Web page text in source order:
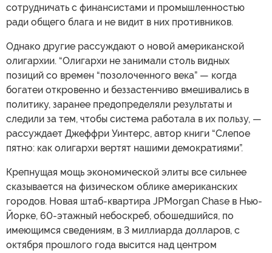
сотрудничать с финансистами и промышленностью
ради общего блага и не видит в них противников.
Однако другие рассуждают о новой американской
олигархии. “Олигархи не занимали столь видных
позиций со времен “позолоченного века” — когда
богатеи откровенно и беззастенчиво вмешивались в
политику, заранее предопределяли результаты и
следили за тем, чтобы система работала в их пользу, —
рассуждает Джеффри Уинтерс, автор книги “Слепое
пятно: как олигархи вертят нашими демократиями”.
Крепнущая мощь экономической элиты все сильнее
сказывается на физическом облике американских
городов. Новая штаб-квартира JPMorgan Chase в Нью-
Йорке, 60-этажный небоскреб, обошедшийся, по
имеющимся сведениям, в 3 миллиарда долларов, с
октября прошлого года высится над центром